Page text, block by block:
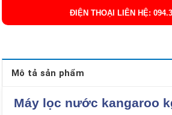
ĐIỆN THOẠI LIÊN HỆ:
Mô tả sản phẩm
Máy lọc nước kangaroo